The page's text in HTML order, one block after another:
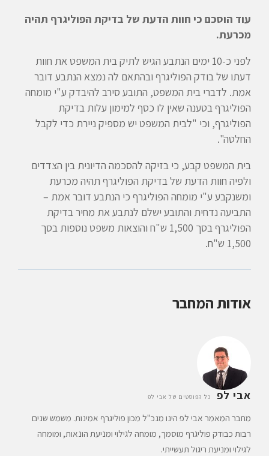
עוד הוסכם כי חוות הדעת של בדיקת הפוליגרף תהיה
מכרעת.
לפני כ-10 ימים הנתבע הגיש לתיק בית המשפט את חוות
דעתו של בודק הפוליגרף ובהתאם לה נמצא הנתבע דובר
אמת. לדברי בית המשפט, התובע סירב להיבדק ע"י מומחה
הפוליגרף בטענה שאין לו כסף למימון עלות בדיקת
הפוליגרף, וכי "לבית המשפט יש מספיק ניירת כדי לקבל
החלטה".
בית המשפט קבע, כי בזיקה להסכמה הדיונית בין הצדדים
ולפיה חוות הדעת של בדיקת הפוליגרף תהיה מכרעת
ומשנקבע ע"י מומחה הפוליגרף כי הנתבע דובר אמת –
התביעה נדחית והתובע ישלם לנתבע את מחיר בדיקת
הפוליגרף בסך 1,500 ש"ח והוצאות משפט נוספות בסך
1,500 ש"ח.
אודות המחבר
אבי לפ כל הפוסטים של אבי לפ
מחבר המאמר אבי לפ הינו מנכ"ל מכון פוליגרף אמינות. משמש שנים
רבות כבודק פוליגרף מוסמך, מומחה לגילוי ומניעת הונאות, ומומחה
לגילוי ומניעת ריגול תעשייתי.